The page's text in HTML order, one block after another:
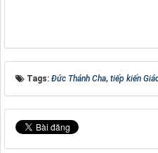
Tags: Đức Thánh Cha, tiếp kiến